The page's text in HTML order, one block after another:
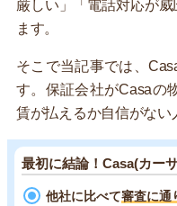
厳しい」「電話対応が
ます。
そこで当記事では、
す。保証会社がCasaの
賃が払えるか自信がない
最初に結論！Casa(カー
他社に比べて審査に通